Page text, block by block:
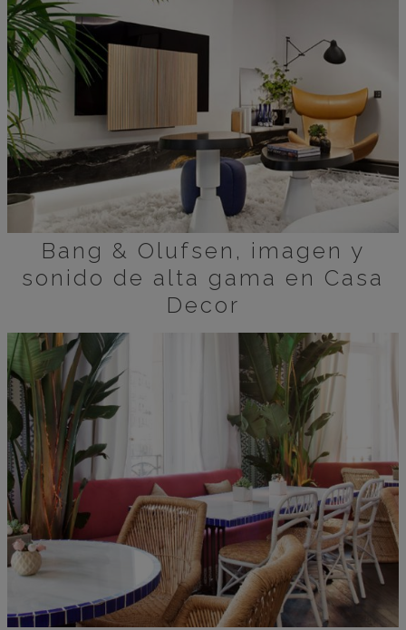
Bang & Olufsen, imagen y
sonido de alta gama en Casa
Decor